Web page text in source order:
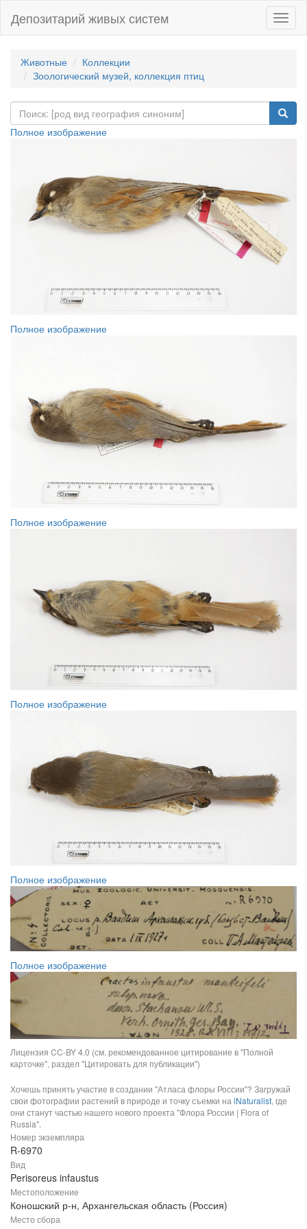
Депозитарий живых систем
Животные
Коллекции
Зоологический музей, коллекция птиц
Полное изображение
Полное изображение
Полное изображение
Полное изображение
Полное изображение
Полное изображение
Лицензия CC-BY 4.0 (см. рекомендованное цитирование в "Полной
карточке", раздел "Цитировать для публикации")
Хочешь принять участие в создании "Атласа флоры России"? Загружай
свои фотографии растений в природе и точку съемки наiNaturalist, где
они станут частью нашего нового проекта "Флора России | Flora of
Russia".
Номер экземпляра
R-6970
Вид
Perisoreus infaustus
Местоположение
Коношский р-н, Архангельская область (Россия)
Место сбора